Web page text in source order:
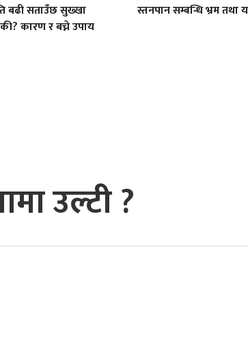
बढी सताउँछ सुख्खा
कारण र बच्ने उपाय
स्तनपान सम्बन्धि भ्रम तथा
उल्टी ?